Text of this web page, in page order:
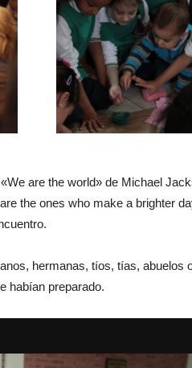
are the world» de Michael
the ones who make a brighter
hermanas, tíos, tías, abuelos
habían preparado.